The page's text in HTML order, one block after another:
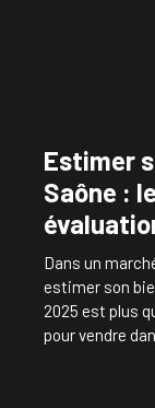
Estimer
Saône :
Dans un
estimer son
2025 est plus
pour vendre